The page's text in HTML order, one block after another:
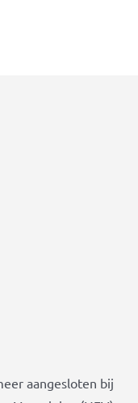
aangesloten bij